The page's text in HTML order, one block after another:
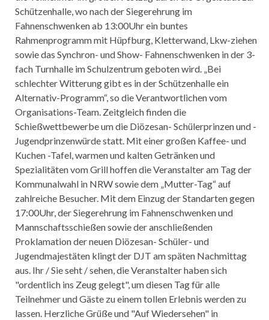
Schützenhalle, wo nach der Siegerehrung im
Fahnenschwenken ab 13:00Uhr ein buntes
Rahmenprogramm mit Hüpfburg, Kletterwand, Lkw-ziehen
sowie das Synchron- und Show- Fahnenschwenken in der 3-
fach Turnhalle im Schulzentrum geboten wird. „Bei
schlechter Witterung gibt es in der Schützenhalle ein
Alternativ-Programm“, so die Verantwortlichen vom
Organisations-Team. Zeitgleich finden die
Schießwettbewerbe um die Diözesan- Schülerprinzen und -
Jugendprinzenwürde statt. Mit einer großen Kaffee- und
Kuchen -Tafel, warmen und kalten Getränken und
Spezialitäten vom Grill hoffen die Veranstalter am Tag der
Kommunalwahl in NRW sowie dem „Mutter-Tag“ auf
zahlreiche Besucher. Mit dem Einzug der Standarten gegen
17:00Uhr, der Siegerehrung im Fahnenschwenken und
Mannschaftsschießen sowie der anschließenden
Proklamation der neuen Diözesan- Schüler- und
Jugendmajestäten klingt der DJT am späten Nachmittag
aus. Ihr / Sie seht / sehen, die Veranstalter haben sich
"ordentlich ins Zeug gelegt", um diesen Tag für alle
Teilnehmer und Gäste zu einem tollen Erlebnis werden zu
lassen. Herzliche Grüße und "Auf Wiedersehen" in